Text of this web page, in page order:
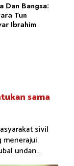
Dan Bangsa:
Tun
Ibrahim
sama
sivil
menerajui
undan...